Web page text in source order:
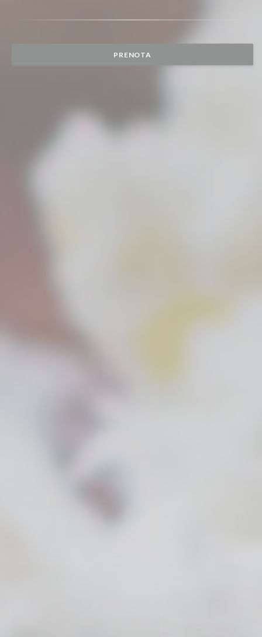
PRENOTA